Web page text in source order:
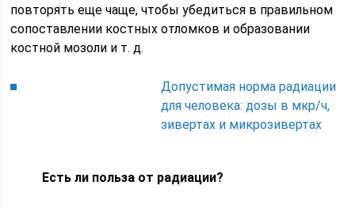
повторять еще чаще, чтобы убедиться в правильном
сопоставлении костных отломков и образовании
костной мозоли и т. д.
Допустимая норма радиации
для человека: дозы в мкр/ч,
зивертах и микрозивертах
Есть ли польза от радиации?